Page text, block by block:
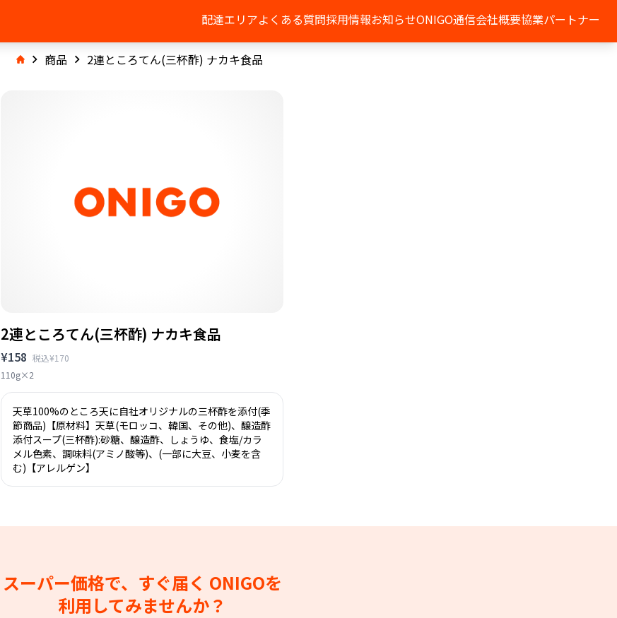
配達エリアよくある質問採用情報お知らせONIGO通信会社概要協業パートナー
商品 2連ところてん(三杯酢) ナカキ食品
2連ところてん(三杯酢) ナカキ食品
¥158 税込¥170
110g×2
天草100%のところ天に自社オリジナルの三杯酢を添付(季
節商品)【原材料】天草(モロッコ、韓国、その他)、醸造酢
添付スープ(三杯酢):砂糖、醸造酢、しょうゆ、食塩/カラ
メル色素、調味料(アミノ酸等)、(一部に大豆、小麦を含
む)【アレルゲン】
スーパー価格で、すぐ届く ONIGOを
利用してみませんか？